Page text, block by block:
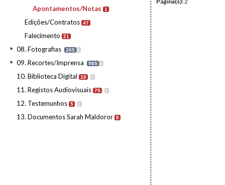
Apontamentos/Notas 1
Edições/Contratos 47
Falecimento 21
08. Fotografias 265 I
09. Recortes/Imprensa 985 I
10. Biblioteca Digital 10 I
11. Registos Audiovisuais 75 I
12. Testemunhos 5 I
13. Documentos Sarah Maldoror 8